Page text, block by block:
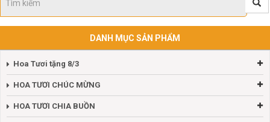
DANH MỤC SẢN PHẨM
Hoa Tươi tặng 8/3
HOA TƯƠI CHÚC MỪNG
HOA TƯƠI CHIA BUỒN